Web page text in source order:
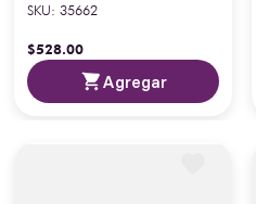
SKU: 35662
$528.00
Agregar